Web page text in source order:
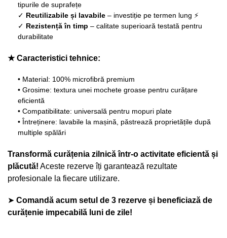
tipurile de suprafețe
✓ Reutilizabile și lavabile – investiție pe termen lung ⚡
✓ Rezistență în timp – calitate superioară testată pentru
durabilitate
★ Caracteristici tehnice:
• Material: 100% microfibră premium
• Grosime: textura unei mochete groase pentru curățare
eficientă
• Compatibilitate: universală pentru mopuri plate
• Întreținere: lavabile la mașină, păstrează proprietățile după
multiple spălări
Transformă curățenia zilnică într-o activitate eficientă și
plăcută! Aceste rezerve îți garantează rezultate
profesionale la fiecare utilizare.
➤ Comandă acum setul de 3 rezerve și beneficiază de
curățenie impecabilă luni de zile!